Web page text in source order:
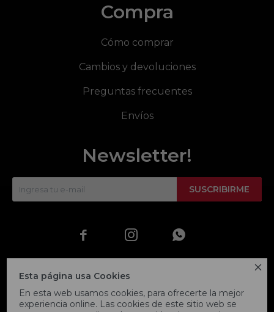

Esta página usa Cookies
En esta web usamos cookies, para ofrecerte la mejor
experiencia online. Las cookies de este sitio web se
Compra
Cómo comprar
Cambios y devoluciones
Preguntas frecuentes
Envíos
Newsletter!
SUSCRIBIRME
  